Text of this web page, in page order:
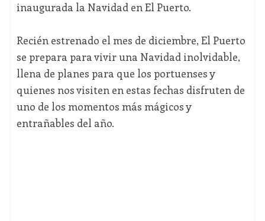
inaugurada la Navidad en El Puerto.
Recién estrenado el mes de diciembre, El Puerto
se prepara para vivir una Navidad inolvidable,
llena de planes para que los portuenses y
quienes nos visiten en estas fechas disfruten de
uno de los momentos más mágicos y
entrañables del año.